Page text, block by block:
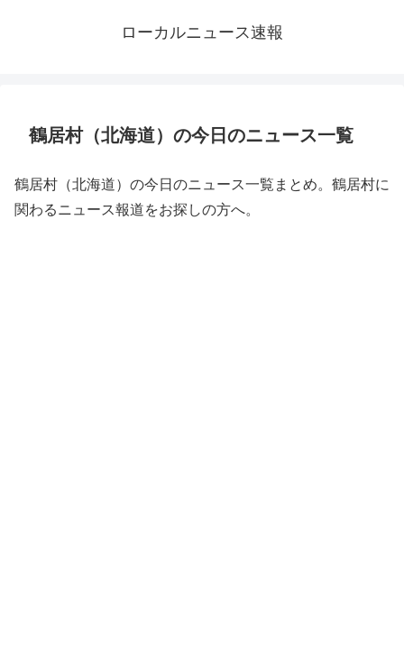
ローカルニュース速報
鶴居村（北海道）の今日のニュース一覧
鶴居村（北海道）の今日のニュース一覧まとめ。鶴居村に
関わるニュース報道をお探しの方へ。